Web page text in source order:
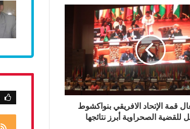
قمة الإتحاد الافريقي بنواكشوط
للقضية الصحراوية أبرز نتائجها